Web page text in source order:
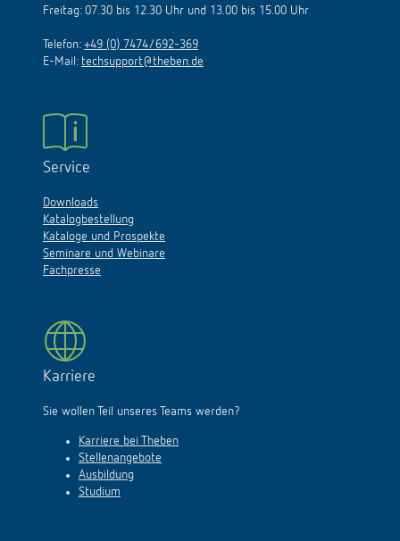
Freitag: 07.30 bis 12.30 Uhr und 13.00 bis 15.00 Uhr
Telefon: +49 (0) 7474/692-369
E-Mail: techsupport@theben.de
Service
Downloads
Katalogbestellung
Kataloge und Prospekte
Seminare und Webinare
Fachpresse
Karriere
Sie wollen Teil unseres Teams werden?
Karriere bei Theben
Stellenangebote
Ausbildung
Studium